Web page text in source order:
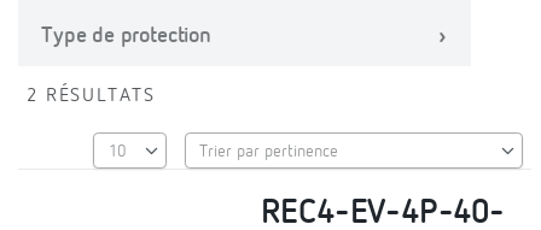
Type de protection
2 RÉSULTATS
REC4-EV-4P-40-